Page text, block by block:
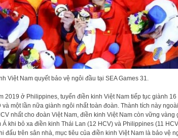
Việt Nam quyết bảo vệ ngôi đầu tại SEA Games 31.
2019 ở Philippines, tuyển điền kinh Việt Nam tiếp tục giành 16
và một lần nữa giành ngôi nhất toàn đoàn. Thành tích này ngoài
nhất cho đoàn Việt Nam, điền kinh Việt Nam còn vững vàng
khi bỏ xa điền kinh Thái Lan (12 HCV) và Philippines (11
đấu trên sân nhà, mục tiêu của điền kinh Việt Nam là bảo vệ